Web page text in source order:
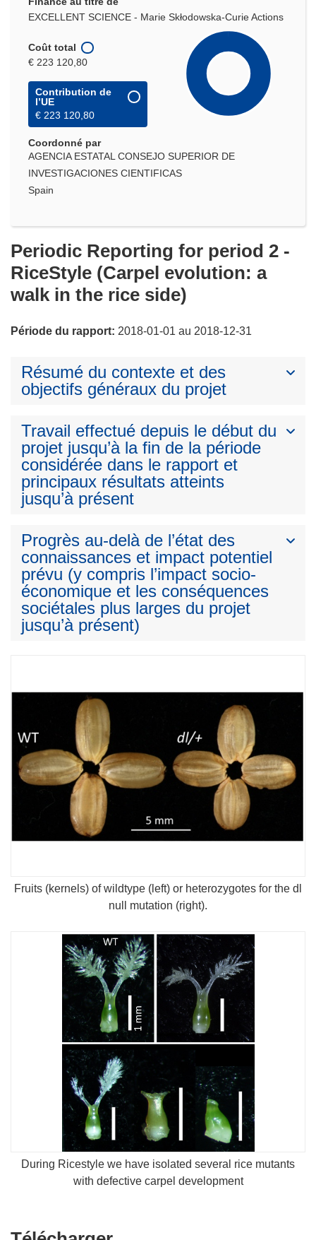
EXCELLENT SCIENCE - Marie Skłodowska-Curie Actions
Coût total
€ 223 120,80
Contribution de
l’UE
€ 223 120,80
Coordonné par
AGENCIA ESTATAL CONSEJO SUPERIOR DE
INVESTIGACIONES CIENTIFICAS
Spain
Periodic Reporting for period 2 -
RiceStyle (Carpel evolution: a
walk in the rice side)
Période du rapport: 2018-01-01 au 2018-12-31
Résumé du contexte et des
objectifs généraux du projet
Travail effectué depuis le début du
projet jusqu’à la fin de la période
considérée dans le rapport et
principaux résultats atteints
jusqu’à présent
Progrès au-delà de l’état des
connaissances et impact potentiel
prévu (y compris l’impact socio-
économique et les conséquences
sociétales plus larges du projet
jusqu’à présent)
Fruits (kernels) of wildtype (left) or heterozygotes for the dl
null mutation (right).
During Ricestyle we have isolated several rice mutants
with defective carpel development